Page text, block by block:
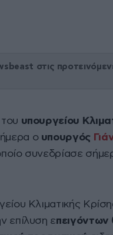
στις
υπουργείου
ουπουργός
συνεδρίασε
Κλιματικής
επίλυση ε